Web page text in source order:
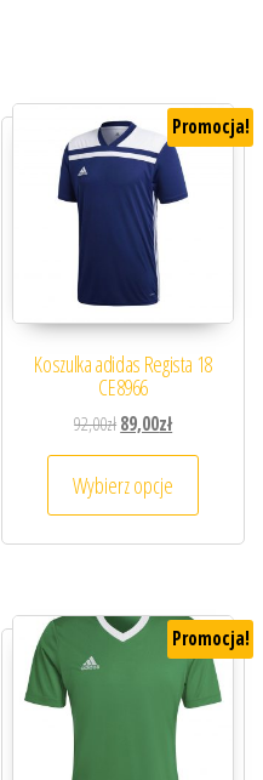
73,00zł.
ma wiele wariantów. Opcje
Promocja!
Koszulka adidas Regista 18
CE8966
92,00złPierwotna cena
89,00złAktualna cena
Wybierz opcje
Ten
Promocja!